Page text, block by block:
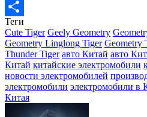
Messenger
Отправить
Теги
Cute Tiger Geely Geometry
Geometry Linglong Tiger Geometry
Thunder Tiger авто Китай авто
Китай китайские электромобили
новости электромобилей
электромобили электромобили в
Китая